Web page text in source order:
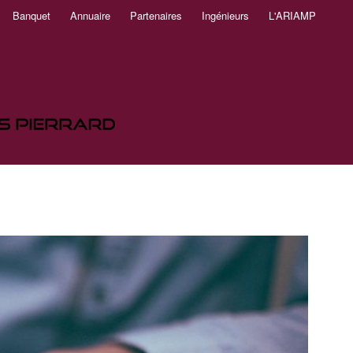
Banquet Annuaire Partenaires Ingénieurs L'ARIAMP